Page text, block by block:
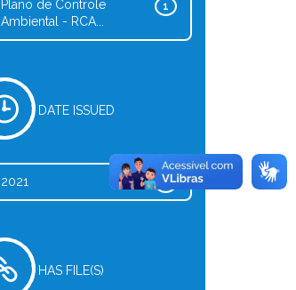
1
Plano de Controle
Ambiental - RCA...
DATE ISSUED
1
2021
HAS FILE(S)